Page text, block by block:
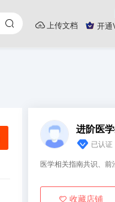
上传文档 开通
进阶医
已认证
医学相关指南共识、前
收藏店铺